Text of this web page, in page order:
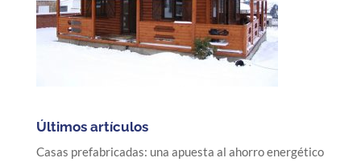
Últimos artículos
Casas prefabricadas: una apuesta al ahorro energético